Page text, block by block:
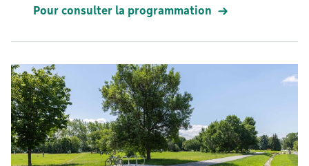
Pour consulter la programmation